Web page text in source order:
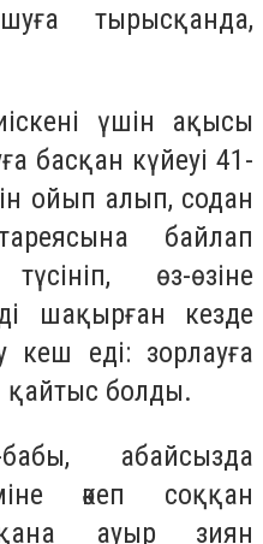
тырысқанда,
үшін ақысы
басқан күйеуі 41-
ойып алып, содан
байлап
өз-өзіне
шақырған кезде
еді: зорлауға
қайтыс болды.
абайсызда
әкеп соққан
ауыр зиян